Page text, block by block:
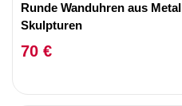
Runde Wanduhren aus
Skulpturen
70 €